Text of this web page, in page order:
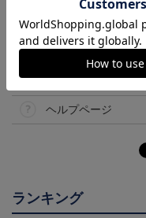
その他
決済について
ギフト対応について
ヘルプページ
ランキング